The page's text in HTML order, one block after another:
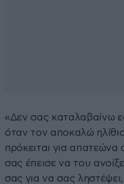
«Δεν σας καταλαβαίνω
όταν τον αποκαλώ
πρόκειται για
σας έπεισε να του
σας για να σας